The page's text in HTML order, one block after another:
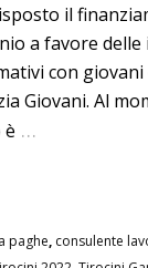
il
a favore delle
con giovani
Giovani. Al
è …
paghe, consulente